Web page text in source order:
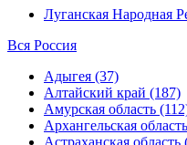
Луганская Народная
Вся Россия
Адыгея (37)
Алтайский край (187)
Амурская область
Архангельская
Астраханская область